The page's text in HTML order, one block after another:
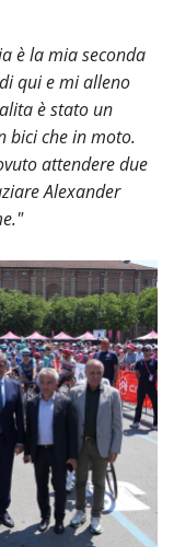
è la mia seconda
qui e mi alleno
è stato un
bici che in moto.
attendere due
Alexander